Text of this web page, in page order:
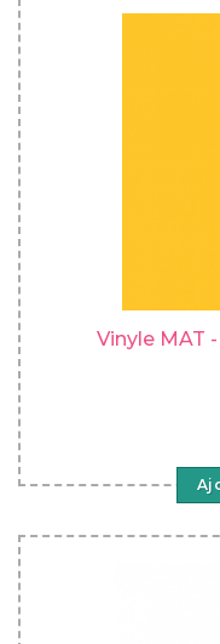
Vinyle MAT